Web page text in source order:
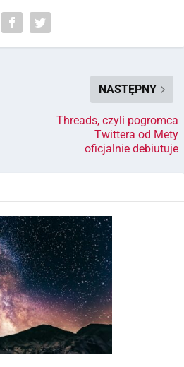
NASTĘPNY
Threads, czyli pogromca
Twittera od Mety
oficjalnie debiutuje